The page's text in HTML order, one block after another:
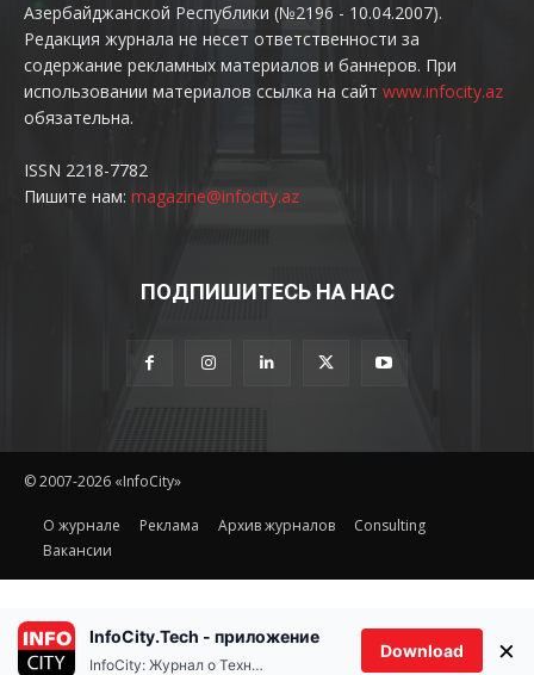
Азербайджанской Республики (№2196 - 10.04.2007).
Редакция журнала не несет ответственности за
содержание рекламных материалов и баннеров. При
использовании материалов ссылка на сайт www.infocity.az
обязательна.
ISSN 2218-7782
Пишите нам: magazine@infocity.az
ПОДПИШИТЕСЬ НА НАС
© 2007-2026 «InfoCity»
O журнале Реклама Архив журналов
Consulting
Вакансии
Ethereum(ETH) $1,925.51 Tether(USDT)
InfoCity.Tech - приложение
InfoCity: Журнал о Технологиях
Download ×